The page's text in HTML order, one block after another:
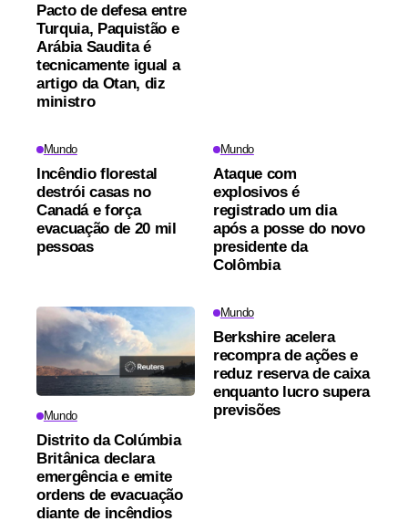
Pacto de defesa entre
Turquia, Paquistão e
Arábia Saudita é
tecnicamente igual a
artigo da Otan, diz
ministro
Mundo
Incêndio florestal
destrói casas no
Canadá e força
evacuação de 20 mil
pessoas
Mundo
Ataque com
explosivos é
registrado um dia
após a posse do novo
presidente da
Colômbia
Mundo
Distrito da Colúmbia
Britânica declara
emergência e emite
ordens de evacuação
diante de incêndios
Mundo
Berkshire acelera
recompra de ações e
reduz reserva de caixa
enquanto lucro supera
previsões